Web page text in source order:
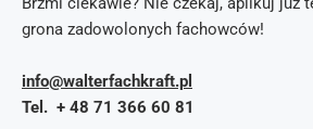
grona zadowolonych fachowców!
info@walterfachkraft.pl
Tel. + 48 71 366 60 81